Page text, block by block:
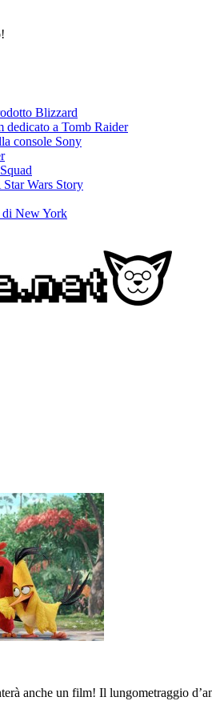
Blizzard
a Tomb Raider
console Sony
Wars Story
di New York
anche un film! Il lungometraggio